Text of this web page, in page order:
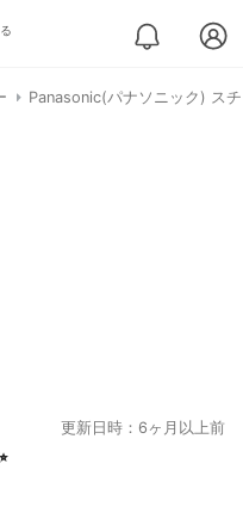
Panasonic(パナソニック) ス
更新日時：6ヶ月以上前